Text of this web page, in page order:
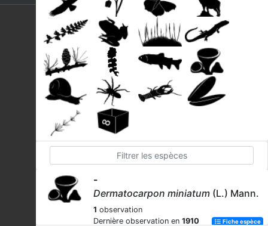
-
Dermatocarpon miniatum (L.) Mann.
1 observation
Dernière observation en 1910 Fiche espèce